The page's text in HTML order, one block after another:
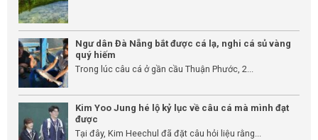
Ngư dân Đà Nẵng bắt được cá lạ, nghi cá sủ vàng
quý hiếm
Trong lúc câu cá ở gần cầu Thuận Phước, 2...
Kim Yoo Jung hé lộ kỷ lục về câu cá mà mình đạt
được
Tại đây, Kim Heechul đã đặt câu hỏi liệu rằng...